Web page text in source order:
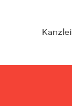
Kanzlei